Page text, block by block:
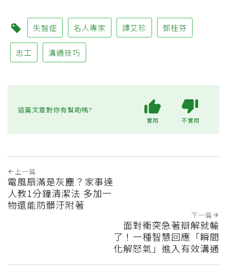
失智症 名人專家 譚艾珍 鄧桂芬
志工 溝通技巧
這篇文章對你有幫助嗎?
實用 不實用
上一篇
電風扇滿是灰塵？家事達
人教1分鐘清潔法 多加一
物還能防髒汙附著
下一篇
面對衝突急著辯解就輸
了！一種智慧回應「瞬間
化解怒氣」進入有效溝通